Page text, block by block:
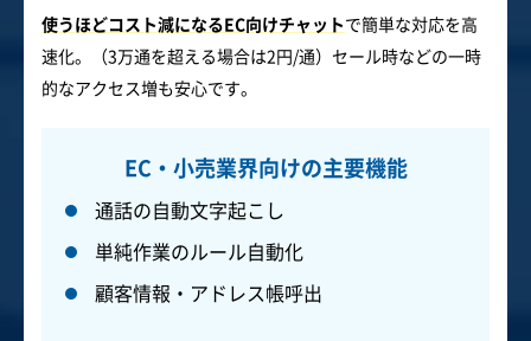
使うほどコスト減になるEC向けチャットで簡単な対応を高
速化。（3万通を超える場合は2円/通）セール時などの一時
的なアクセス増も安心です。
EC・小売業界向けの主要機能
通話の自動文字起こし
単純作業のルール自動化
顧客情報・アドレス帳呼出